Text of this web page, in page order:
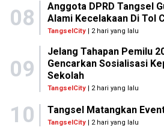
08
Anggota DPRD Tangsel
Alami Kecelakaan Di Tol
TangselCity| 2 hari yang lalu
09
Jelang Tahapan Pemilu
Gencarkan Sosialisasi
Sekolah
TangselCity| 2 hari yang lalu
10 Tangsel Matangkan
TangselCity | 2 hari yang lalu